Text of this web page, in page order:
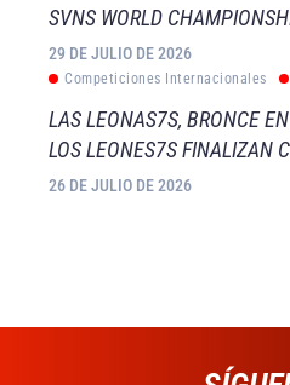
SVNS WORLD
29 DE JULIO DE 2026
Competiciones Internacionales
LAS LEONAS7S, BRONCE
LOS LEONES7S FINALIZAN
26 DE JULIO DE 2026